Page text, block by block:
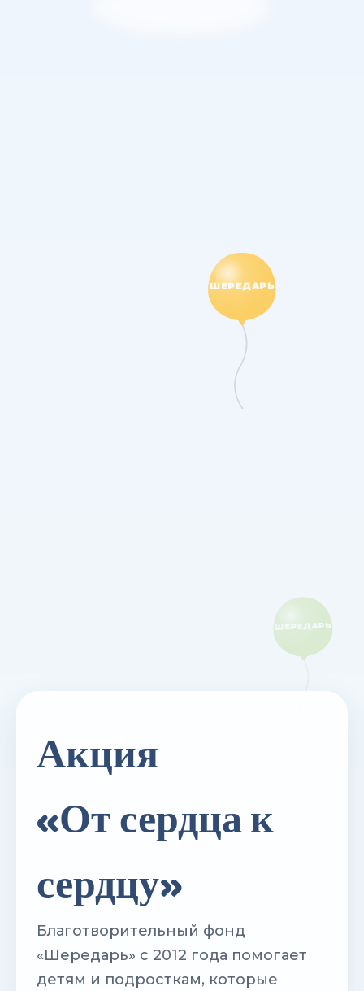
Акция
«От сердца к
сердцу»
Благотворительный фонд
«Шередарь» с 2012 года помогает
детям и подросткам, которые